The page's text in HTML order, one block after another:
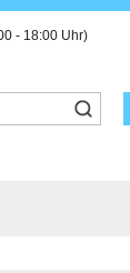
- 18:00 Uhr)